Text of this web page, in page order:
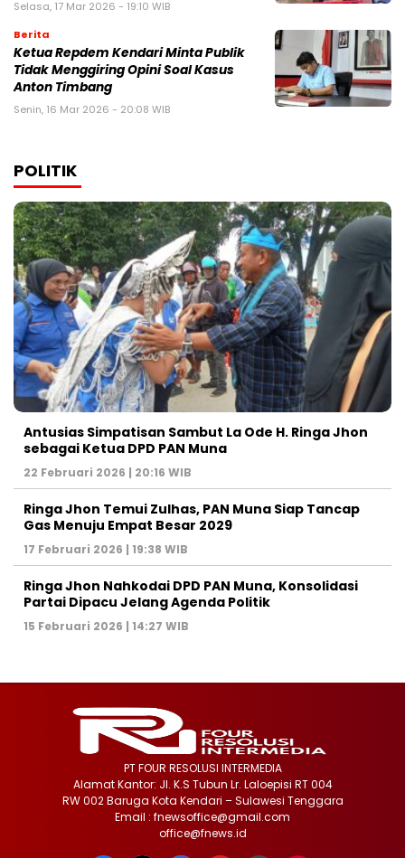
Selasa, 17 Mar 2026 - 19:10 WIB
Berita
Ketua Repdem Kendari Minta Publik
Tidak Menggiring Opini Soal Kasus
Anton Timbang
Senin, 16 Mar 2026 - 20:08 WIB
POLITIK
Antusias Simpatisan Sambut La Ode H. Ringa Jhon
sebagai Ketua DPD PAN Muna
22 Februari 2026 | 20:16 WIB
Ringa Jhon Temui Zulhas, PAN Muna Siap Tancap
Gas Menuju Empat Besar 2029
17 Februari 2026 | 19:38 WIB
Ringa Jhon Nahkodai DPD PAN Muna, Konsolidasi
Partai Dipacu Jelang Agenda Politik
15 Februari 2026 | 14:27 WIB
PT FOUR RESOLUSI INTERMEDIA
Alamat Kantor: Jl. K.S Tubun Lr. Laloepisi RT 004
RW 002 Baruga Kota Kendari – Sulawesi Tenggara
Email : fnewsoffice@gmail.com
office@fnews.id